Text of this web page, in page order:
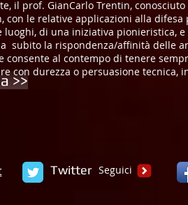
il prof. GianCarlo Trentin,
con le relative applicazioni alla difesa
luoghi, di una iniziativa pionieristica,
subito la rispondenza/affinità delle
consente al contempo di tenere
con durezza o persuasione tecnica,
>>
Twitter Seguici